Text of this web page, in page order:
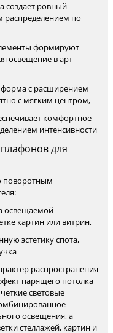
создает ровный
распределением по
формируют
освещение в арт-
с расширением
с мягким центром,
комфортное
интенсивности
для
поворотным
освещаемой
картин или витрин,
эстетику спота,
распространения
парящего потолка
световые
освещения, а
стеллажей, картин и